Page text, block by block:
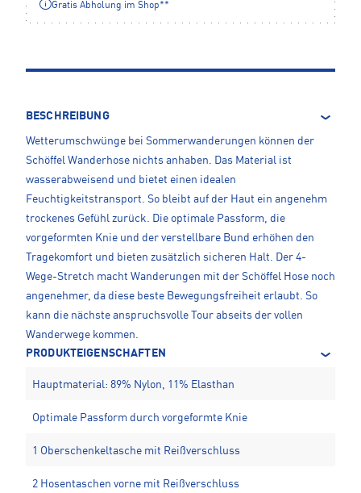
Gratis Abholung im Shop**
BESCHREIBUNG
Wetterumschwünge bei Sommerwanderungen können der
Schöffel Wanderhose nichts anhaben. Das Material ist
wasserabweisend und bietet einen idealen
Feuchtigkeitstransport. So bleibt auf der Haut ein angenehm
trockenes Gefühl zurück. Die optimale Passform, die
vorgeformten Knie und der verstellbare Bund erhöhen den
Tragekomfort und bieten zusätzlich sicheren Halt. Der 4-
Wege-Stretch macht Wanderungen mit der Schöffel Hose noch
angenehmer, da diese beste Bewegungsfreiheit erlaubt. So
kann die nächste anspruchsvolle Tour abseits der vollen
Wanderwege kommen.
PRODUKTEIGENSCHAFTEN
Hauptmaterial: 89% Nylon, 11% Elasthan
Optimale Passform durch vorgeformte Knie
1 Oberschenkeltasche mit Reißverschluss
2 Hosentaschen vorne mit Reißverschluss